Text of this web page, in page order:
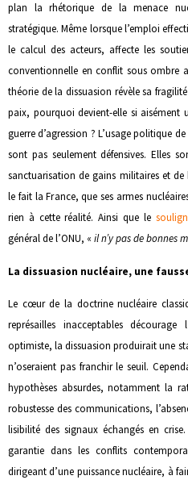
plan la rhétorique de la menace
stratégique. Même lorsque l’emploi
le calcul des acteurs, affecte les
conventionnelle en conflit sous ombre
théorie de la dissuasion révèle sa
paix, pourquoi devient-elle si aisément
guerre d’agression ? L’usage politique
sont pas seulement défensives. Elles
sanctuarisation de gains militaires et
le fait la France, que ses armes
rien à cette réalité. Ainsi que le
général de l’ONU, « il n’y pas de bonnes
La dissuasion nucléaire, une
Le cœur de la doctrine nucléaire
représailles inacceptables
optimiste, la dissuasion produirait une
n’oseraient pas franchir le seuil.
hypothèses absurdes, notamment la
robustesse des communications,
lisibilité des signaux échangés en
garantie dans les conflits
dirigeant d’une puissance nucléaire, à